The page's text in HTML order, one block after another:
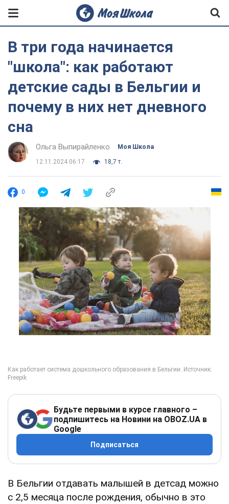
В три года начинается
"школа": как работают
детские сады в Бельгии и
почему в них нет дневного
сна
Ольга Выпирайленко Моя Школа
12.11.2024 06:17 18,7 т.
0
Будьте первыми в курсе главного –
подпишитесь на Новини на OBOZ.UA в
Google
Подписаться
В Бельгии отдавать малышей в детсад можно
с 2,5 месяца после рождения, обычно в это